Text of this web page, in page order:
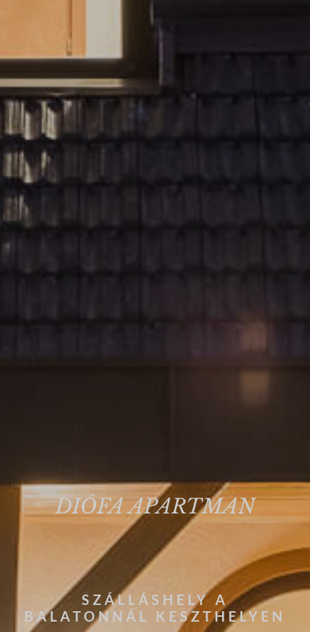
DIÓFA APARTMAN
SZÁLLÁSHELY A
BALATONNÁL KESZTHELYEN